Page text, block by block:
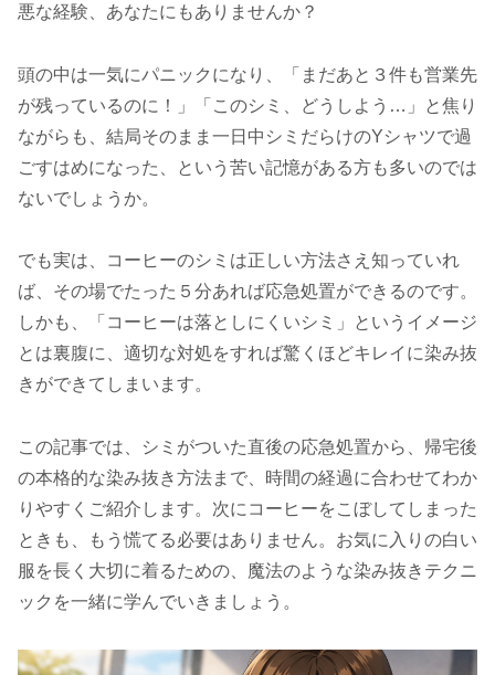
悪な経験、あなたにもありませんか？
頭の中は一気にパニックになり、「まだあと３件も営業先
が残っているのに！」「このシミ、どうしよう…」と焦り
ながらも、結局そのまま一日中シミだらけのYシャツで過
ごすはめになった、という苦い記憶がある方も多いのでは
ないでしょうか。
でも実は、コーヒーのシミは正しい方法さえ知っていれ
ば、その場でたった５分あれば応急処置ができるのです。
しかも、「コーヒーは落としにくいシミ」というイメージ
とは裏腹に、適切な対処をすれば驚くほどキレイに染み抜
きができてしまいます。
この記事では、シミがついた直後の応急処置から、帰宅後
の本格的な染み抜き方法まで、時間の経過に合わせてわか
りやすくご紹介します。次にコーヒーをこぼしてしまった
ときも、もう慌てる必要はありません。お気に入りの白い
服を長く大切に着るための、魔法のような染み抜きテクニ
ックを一緒に学んでいきましょう。